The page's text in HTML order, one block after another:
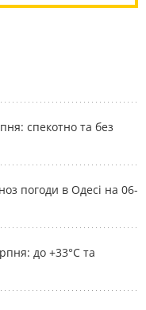
спекотно та без
погоди в Одесі на 06-
до +33°С та